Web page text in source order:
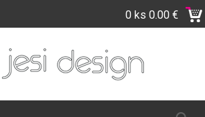
0 ks 0.00 €